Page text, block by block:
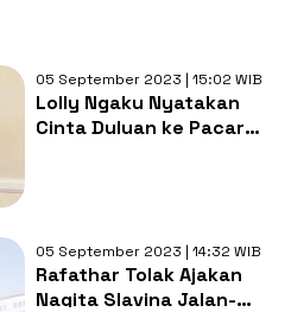
05 September 2023 | 15:02 WIB
Lolly Ngaku Nyatakan
Cinta Duluan ke Pacar
05 September 2023 | 14:32 WIB
Rafathar Tolak Ajakan
Nagita Slavina Jalan-